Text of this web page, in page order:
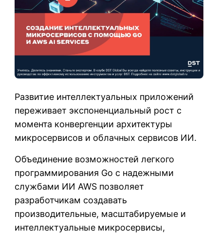
Развитие интеллектуальных приложений
переживает экспоненциальный рост с
момента конвергенции архитектуры
микросервисов и облачных сервисов ИИ.
Объединение возможностей легкого
программирования Go с надежными
службами ИИ AWS позволяет
разработчикам создавать
производительные, масштабируемые и
интеллектуальные микросервисы,